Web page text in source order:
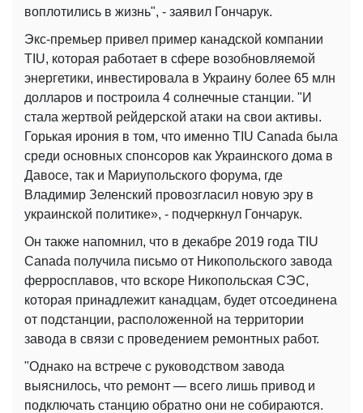
воплотились в жизнь", - заявил Гончарук.
Экс-премьер привел пример канадской компании
TIU, которая работает в сфере возобновляемой
энергетики, инвестировала в Украину более 65 млн
долларов и построила 4 солнечные станции. "И
стала жертвой рейдерской атаки на свои активы.
Горькая ирония в том, что именно TIU Canada была
среди основных спонсоров как Украинского дома в
Давосе, так и Мариупольского форума, где
Владимир Зеленский провозгласил новую эру в
украинской политике», - подчеркнул Гончарук.
Он также напомнил, что в декабре 2019 года TIU
Canada получила письмо от Никопольского завода
ферросплавов, что вскоре Никопольская СЭС,
которая принадлежит канадцам, будет отсоединена
от подстанции, расположенной на территории
завода в связи с проведением ремонтных работ.
"Однако на встрече с руководством завода
выяснилось, что ремонт — всего лишь привод и
подключать станцию обратно они не собираются.